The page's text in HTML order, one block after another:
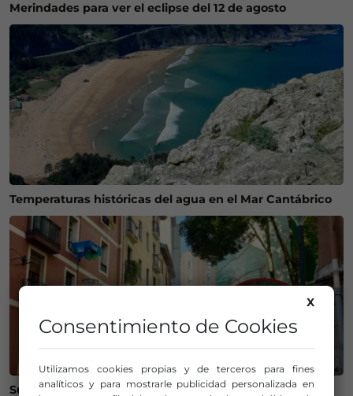
Merindades para ver el eclipse del 12 de agosto
Temperaturas históricas del agua en el Mar Cantábrico
Susto en Bilbao La Vieja: ocho personas atendidas y un
X
Consentimiento de Cookies
Utilizamos cookies propias y de terceros para fines
analíticos y para mostrarle publicidad personalizada en